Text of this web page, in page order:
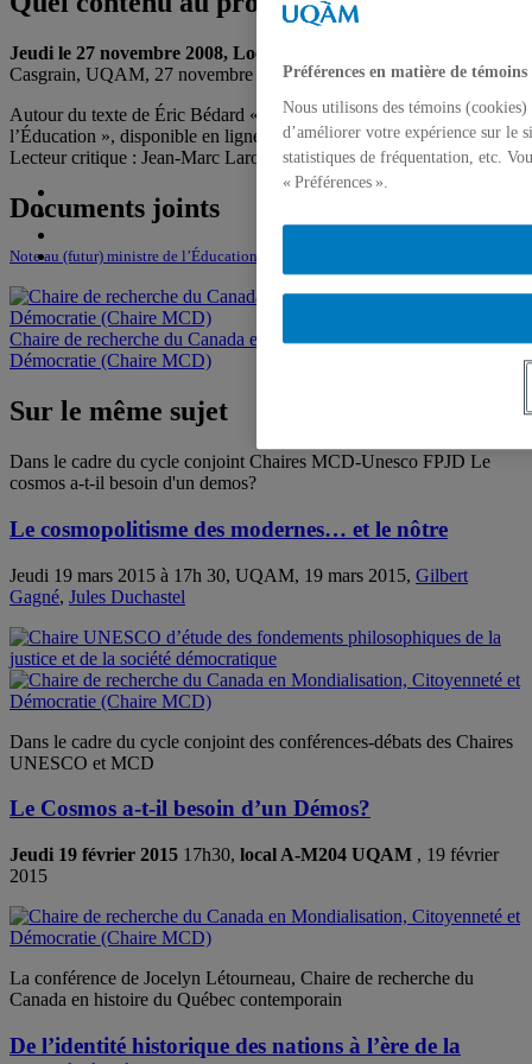
Jeudi le 27 novembre 2008, Local W-5215
Casgrain, UQAM, 27 novembre 2008
Autour du texte de Éric Bédard « Note au (futur) ministre de
l’Éducation », disponible en ligne. (voir ci-dessous)
Lecteur critique : Jean-Marc Larouche
Documents joints
Note au (futur) ministre de l’Éducation
Chaire de recherche du Canada en Mondialisation, Citoyenneté et
Démocratie (Chaire MCD)
Sur le même sujet
Dans le cadre du cycle conjoint Chaires MCD-Unesco FPJD Le
cosmos a-t-il besoin d'un demos?
Le cosmopolitisme des modernes… et le nôtre
Jeudi 19 mars 2015 à 17h 30, UQAM, 19 mars 2015, Gilbert
Gagné, Jules Duchastel
Dans le cadre du cycle conjoint des conférences-débats des Chaires
UNESCO et MCD
Le Cosmos a-t-il besoin d’un Démos?
Jeudi 19 février 2015 17h30, local A-M204 UQAM , 19 février
2015
La conférence de Jocelyn Létourneau, Chaire de recherche du
Canada en histoire du Québec contemporain
De l’identité historique des nations à l’ère de la
Préférences en matière de témoins
Nous utilisons des témoins
d’améliorer votre expérience sur le
statistiques de fréquentation, etc.
« Préférences ».